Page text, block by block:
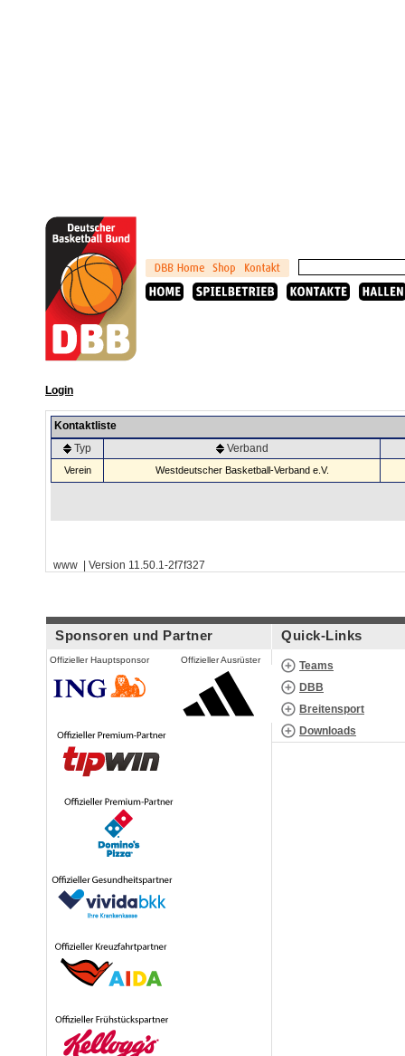
Login
Kontaktliste
Typ
Verband
Verein Westdeutscher Basketball-Verband e.V.
www | Version 11.50.1-2f7f327
Sponsoren und Partner
Offizieller Hauptsponsor Offizieller Ausrüster
Quick-Links
Teams
DBB
Breitensport
Downloads